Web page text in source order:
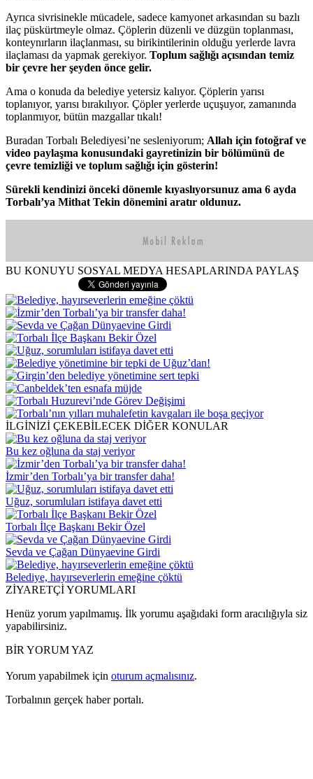
Ayrıca sivrisinekle mücadele, sadece kamyonet arkasından su bazlı
ilaç püskürtmeyle olmaz. Çöplerin düzenli ve düzgün toplanması,
konteynırların ilaçlanması, su birikintilerinin olduğu yerlerde lavra
ilaçlaması da yapmak gerekiyor. Toplum sağlığı açısından temiz
bir çevre her şeyden önce gelir.
Ama o konuda da belediye yetersiz kalıyor. Çöplerin yarısı
toplanıyor, yarısı bırakılıyor. Çöpler yerlerde uçuşuyor, zamanında
toplanmıyor, bütün mazgallar tıkalı!
Buradan Torbalı Belediyesi’ne sesleniyorum; Allah için fotoğraf ve
video paylaşma konusundaki gayretinizin bir bölümünü de
çevre temizliği ve toplum sağlığı için gösterin!
Sürekli kendinizi önceki dönemle kıyaslıyorsunuz ama 6 ayda
Torbalı’ya Mithat Tekin dönemini aratır oldunuz.
BU KONUYU SOSYAL MEDYA HESAPLARINDA PAYLAŞ
İLGİNİZİ ÇEKEBİLECEK DİĞER KONULAR
Bu kez oğluna da staj veriyor
İzmir’den Torbalı’ya bir transfer daha!
Uğuz, sorumluları istifaya davet etti
Torbalı İlçe Başkanı Bekir Özel
Sevda ve Çağan Dünyaevine Girdi
Belediye, hayırseverlerin emeğine çöktü
ZİYARETÇİ YORUMLARI
Henüz yorum yapılmamış. İlk yorumu aşağıdaki form aracılığıyla siz
yapabilirsiniz.
BİR YORUM YAZ
Yorum yapabilmek için oturum açmalısınız.
Torbalının gerçek haber portalı.